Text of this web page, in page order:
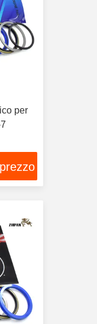
per